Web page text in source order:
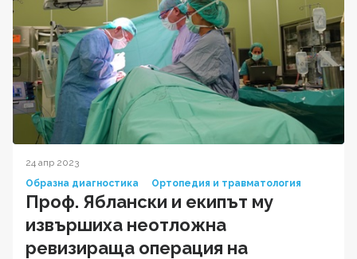
24 апр 2023
Образна диагностика
Ортопедия и травматология
Проф. Яблански и екипът му
извършиха неотложна
ревизираща операция на